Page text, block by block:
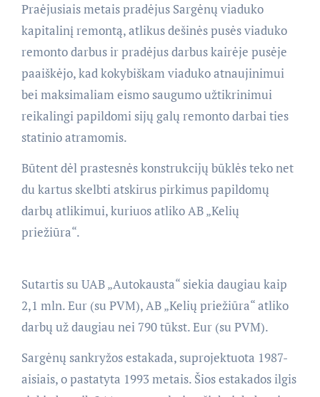
Praėjusiais metais pradėjus Sargėnų viaduko
kapitalinį remontą, atlikus dešinės pusės viaduko
remonto darbus ir pradėjus darbus kairėje pusėje
paaiškėjo, kad kokybiškam viaduko atnaujinimui
bei maksimaliam eismo saugumo užtikrinimui
reikalingi papildomi sijų galų remonto darbai ties
statinio atramomis.
Būtent dėl prastesnės konstrukcijų būklės teko net
du kartus skelbti atskirus pirkimus papildomų
darbų atlikimui, kuriuos atliko AB „Kelių
priežiūra“.
Sutartis su UAB „Autokausta“ siekia daugiau kaip
2,1 mln. Eur (su PVM), AB „Kelių priežiūra“ atliko
darbų už daugiau nei 790 tūkst. Eur (su PVM).
Sargėnų sankryžos estakada, suprojektuota 1987-
aisiais, o pastatyta 1993 metais. Šios estakados ilgis